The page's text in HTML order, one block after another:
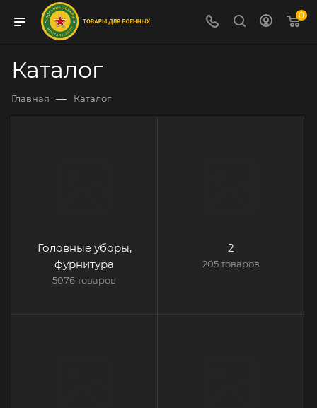
0
Каталог
Главная — Каталог
Головные уборы,
фурнитура
5076 товаров
2
205 товаров